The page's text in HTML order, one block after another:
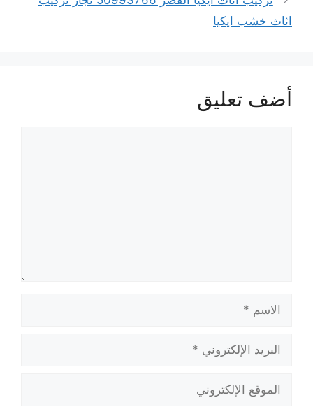
اثاث خشب ايكيا
أضف تعليق
الاسم
البريد
الإلكتروني
الموقع
الإلكتروني